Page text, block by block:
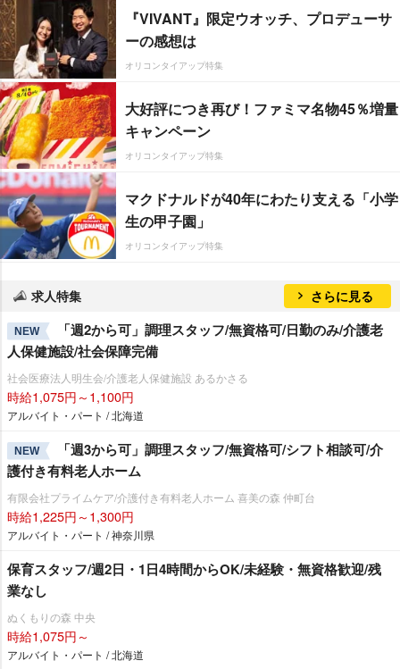
『VIVANT』限定ウオッチ、プロデューサ
ーの感想は
オリコンタイアップ特集
大好評につき再び！ファミマ名物45％増量
キャンペーン
オリコンタイアップ特集
マクドナルドが40年にわたり支える「小学
生の甲子園」
オリコンタイアップ特集
求人特集 さらに見る
NEW
「週2から可」調理スタッフ/無資格可/日勤のみ/介護老
人保健施設/社会保障完備
社会医療法人明生会/介護老人保健施設 あるかさる
時給1,075円～1,100円
アルバイト・パート / 北海道
NEW
「週3から可」調理スタッフ/無資格可/シフト相談可/介
護付き有料老人ホーム
有限会社プライムケア/介護付き有料老人ホーム 喜美の森 仲町台
時給1,225円～1,300円
アルバイト・パート / 神奈川県
保育スタッフ/週2日・1日4時間からOK/未経験・無資格歓迎/残
業なし
ぬくもりの森 中央
時給1,075円～
アルバイト・パート / 北海道